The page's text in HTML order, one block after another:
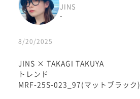
JINS
-
8/20/2025
JINS × TAKAGI TAKUYA
トレンド
MRF-25S-023_97(マットブラック)